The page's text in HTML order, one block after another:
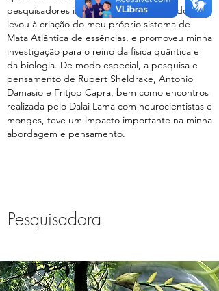
pesquisadores internacionais. Este estudo me
levou à criação do meu próprio sistema de
Mata Atlântica de essências, e promoveu minha
investigação para o reino da física quântica e
da biologia. De modo especial, a pesquisa e
pensamento de Rupert Sheldrake, Antonio
Damasio e Fritjop Capra, bem como encontros
realizada pelo Dalai Lama com neurocientistas e
monges, teve um impacto importante na minha
abordagem e pensamento.
Pesquisadora